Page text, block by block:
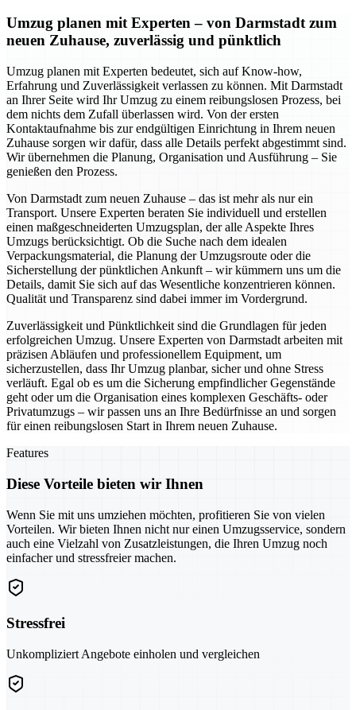
Umzug planen mit Experten – von Darmstadt zum
neuen Zuhause, zuverlässig und pünktlich
Umzug planen mit Experten bedeutet, sich auf Know-how,
Erfahrung und Zuverlässigkeit verlassen zu können. Mit Darmstadt
an Ihrer Seite wird Ihr Umzug zu einem reibungslosen Prozess, bei
dem nichts dem Zufall überlassen wird. Von der ersten
Kontaktaufnahme bis zur endgültigen Einrichtung in Ihrem neuen
Zuhause sorgen wir dafür, dass alle Details perfekt abgestimmt sind.
Wir übernehmen die Planung, Organisation und Ausführung – Sie
genießen den Prozess.
Von Darmstadt zum neuen Zuhause – das ist mehr als nur ein
Transport. Unsere Experten beraten Sie individuell und erstellen
einen maßgeschneiderten Umzugsplan, der alle Aspekte Ihres
Umzugs berücksichtigt. Ob die Suche nach dem idealen
Verpackungsmaterial, die Planung der Umzugsroute oder die
Sicherstellung der pünktlichen Ankunft – wir kümmern uns um die
Details, damit Sie sich auf das Wesentliche konzentrieren können.
Qualität und Transparenz sind dabei immer im Vordergrund.
Zuverlässigkeit und Pünktlichkeit sind die Grundlagen für jeden
erfolgreichen Umzug. Unsere Experten von Darmstadt arbeiten mit
präzisen Abläufen und professionellem Equipment, um
sicherzustellen, dass Ihr Umzug planbar, sicher und ohne Stress
verläuft. Egal ob es um die Sicherung empfindlicher Gegenstände
geht oder um die Organisation eines komplexen Geschäfts- oder
Privatumzugs – wir passen uns an Ihre Bedürfnisse an und sorgen
für einen reibungslosen Start in Ihrem neuen Zuhause.
Features
Diese Vorteile bieten wir Ihnen
Wenn Sie mit uns umziehen möchten, profitieren Sie von vielen
Vorteilen. Wir bieten Ihnen nicht nur einen Umzugsservice, sondern
auch eine Vielzahl von Zusatzleistungen, die Ihren Umzug noch
einfacher und stressfreier machen.
Stressfrei
Unkompliziert Angebote einholen und vergleichen